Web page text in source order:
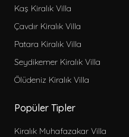
Kaş Kiralık Villa
Çavdır Kiralık Villa
Patara Kiralık Villa
Seydikemer Kiralık Villa
Ölüdeniz Kiralık Villa
Popüler Tipler
Kiralık Muhafazakar Villa